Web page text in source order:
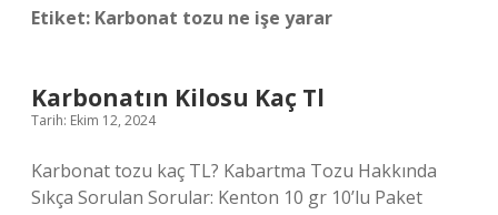
Etiket: Karbonat tozu ne işe yarar
Karbonatın Kilosu Kaç Tl
Tarih: Ekim 12, 2024
Karbonat tozu kaç TL? Kabartma Tozu Hakkında
Sıkça Sorulan Sorular: Kenton 10 gr 10’lu Paket